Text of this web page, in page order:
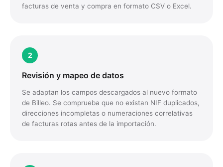
facturas de venta y compra en formato CSV o Excel.
2
Revisión y mapeo de datos
Se adaptan los campos descargados al nuevo formato
de Billeo. Se comprueba que no existan NIF duplicados,
direcciones incompletas o numeraciones correlativas
de facturas rotas antes de la importación.